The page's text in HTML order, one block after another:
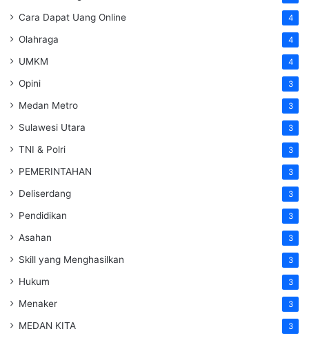
Cara Dapat Uang Online 4
Olahraga 4
UMKM 4
Opini 3
Medan Metro 3
Sulawesi Utara 3
TNI & Polri 3
PEMERINTAHAN 3
Deliserdang 3
Pendidikan 3
Asahan 3
Skill yang Menghasilkan 3
Hukum 3
Menaker 3
MEDAN KITA 3